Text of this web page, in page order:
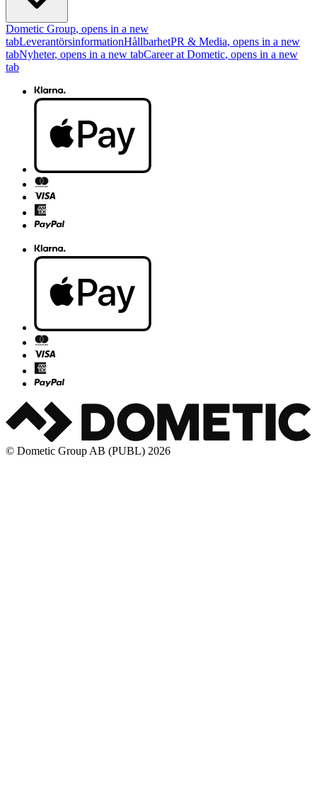
Dometic Group, opens in a new
tabLeverantörsinformationHållbarhetPR & Media, opens in a new
tabNyheter, opens in a new tabCareer at Dometic, opens in a new
tab
© Dometic Group AB (PUBL) 2026